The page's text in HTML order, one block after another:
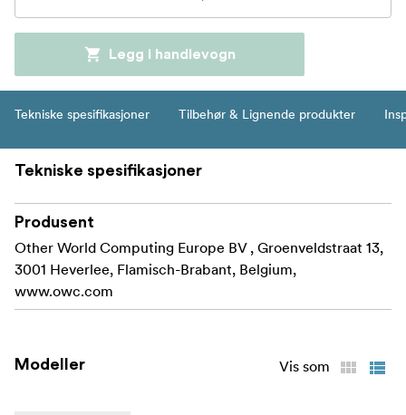
Legg i handlevogn
Tekniske spesifikasjoner Tilbehør & Lignende produkter
Tekniske spesifikasjoner
Produsent
Other World Computing Europe BV , Groenveldstraat 13,
3001 Heverlee, Flamisch-Brabant, Belgium,
www.owc.com
Modeller Vis som